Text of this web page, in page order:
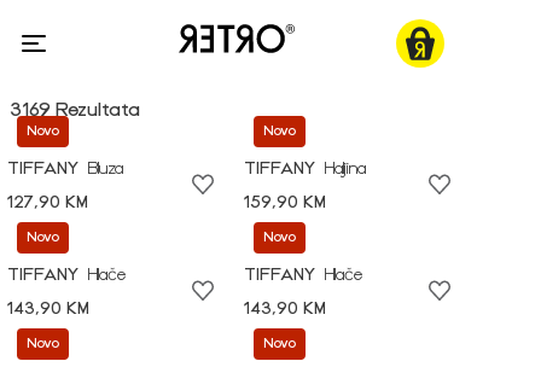
3169 Rezultata
Novo
TIFFANY
Bluza
127,90 KM
Novo
TIFFANY
Haljina
159,90 KM
Novo
TIFFANY
Hlače
143,90 KM
Novo
TIFFANY
Hlače
143,90 KM
Novo Novo